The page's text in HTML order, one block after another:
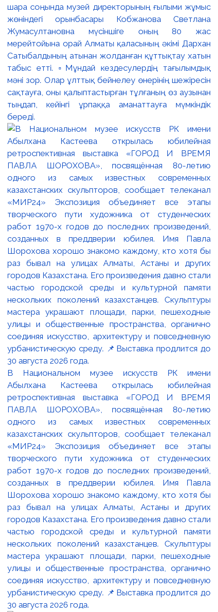
шара соңында музей директорының ғылыми жұмыс
жөніндегі орынбасары Кобжанова Светлана
Жумасултановна мүсіншіге оның 80 жас
мерейтойына орай Алматы қаласының әкімі Дархан
Сатыбалдының атынан жолданған құттықтау хатын
табыс етті. ▫️Мұндай кездесулердің тағылымдық
мәні зор. Олар ұлттық бейнелеу өнерінің шежіресін
сақтауға, оны қалыптастырған тұлғаның өз аузынан
тыңдап, кейінгі ұрпаққа аманаттауға мүмкіндік
береді.
В Национальном музее искусств РК имени
Абылхана Кастеева открылась юбилейная
ретроспективная выставка «ГОРОД И ВРЕМЯ
ПАВЛА ШОРОХОВА», посвящённая 80-летию
одного из самых известных современных
казахстанских скульпторов, сообщает телеканал
«МИР24» Экспозиция объединяет все этапы
творческого пути художника от студенческих
работ 1970-х годов до последних произведений,
созданных в преддверии юбилея. Имя Павла
Шорохова хорошо знакомо каждому, кто хотя бы
раз бывал на улицах Алматы, Астаны и других
городов Казахстана. Его произведения давно стали
частью городской среды и культурной памяти
нескольких поколений казахстанцев. Скульптуры
мастера украшают площади, парки, пешеходные
улицы и общественные пространства, органично
соединяя искусство, архитектуру и повседневную
урбанистическую среду. 📌Выставка продлится до
30 августа 2026 года.